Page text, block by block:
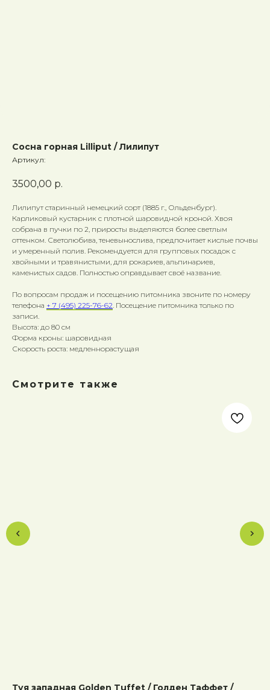
Сосна горная Lilliput / Лилипут
Артикул:
3500,00 р.
Лилипут старинный немецкий сорт (1885 г., Ольденбург).
Карликовый кустарник с плотной шаровидной кроной. Хвоя
собрана в пучки по 2, приросты выделяются более светлым
оттенком. Светолюбива, теневынослива, предпочитает кислые почвы
и умеренный полив. Рекомендуется для групповых посадок с
хвойными и травянистыми, для рокариев, альпинариев,
каменистых садов. Полностью оправдывает своё название.
По вопросам продаж и посещению питомника звоните по номеру
телефона + 7 (495) 225-76-62 . Посещение питомника только по
записи.
Высота: до 80 см
Форма кроны: шаровидная
Скорость роста: медленнорастущая
Смотрите также
Туя западная Golden Tuffet / Голден Таффет /